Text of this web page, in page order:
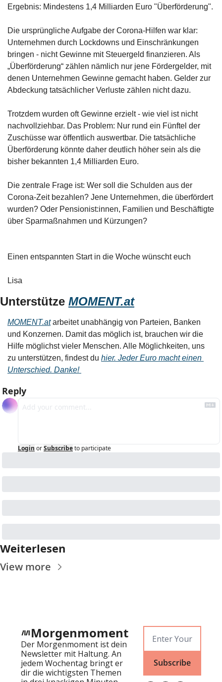
Die ursprüngliche Aufgabe der Corona-Hilfen war klar:
Unternehmen durch Lockdowns und Einschränkungen
bringen - nicht Gewinne mit Steuergeld finanzieren. Als
„Überförderung“ zählen nämlich nur jene Fördergelder, mit
denen Unternehmen Gewinne gemacht haben. Gelder zur
Abdeckung tatsächlicher Verluste zählen nicht dazu.
Trotzdem wurden oft Gewinne erzielt - wie viel ist nicht
nachvollziehbar. Das Problem: Nur rund ein Fünftel der
Zuschüsse war öffentlich auswertbar. Die tatsächliche
Überförderung könnte daher deutlich höher sein als die
bisher bekannten 1,4 Milliarden Euro.
Die zentrale Frage ist: Wer soll die Schulden aus der
Corona-Zeit bezahlen? Jene Unternehmen, die überfördert
wurden? Oder Pensionist:innen, Familien und Beschäftigte
über Sparmaßnahmen und Kürzungen?
Einen entspannten Start in die Woche wünscht euch
Lisa
Unterstütze MOMENT.at
MOMENT.at arbeitet unabhängig von Parteien, Banken
und Konzernen. Damit das möglich ist, brauchen wir die
Hilfe möglichst vieler Menschen. Alle Möglichkeiten, uns
zu unterstützen, findest du hier. Jeder Euro macht einen
Unterschied. Danke!
Reply
Login orSubscribeto participate
Weiterlesen
View more
Morgenmoment
Der Morgenmoment ist dein
Newsletter mit Haltung. An
jedem Wochentag bringt er
dir die wichtigsten Themen
Subscribe